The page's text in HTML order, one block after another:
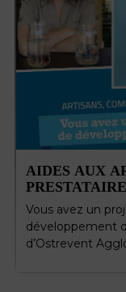
AIDES AUX
Vous avez un
développement
d’Ostrevent